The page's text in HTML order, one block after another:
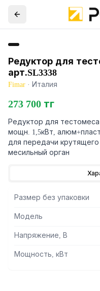
Редуктор для
арт.SL3338
Fimar · Италия
273 700 тг
Редуктор для тестомеса
мощн. 1,5кВт,
для передачи
месильный орган
Размер без упаковки
Модель
Напряжение, В
Мощность, кВт